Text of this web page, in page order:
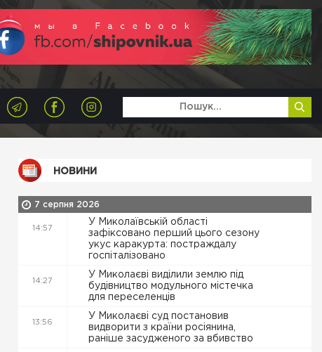
НОВИНИ
7 серпня 2026
14:57
У Миколаївській області
зафіксовано перший цього сезону
укус каракурта: постраждалу
госпіталізовано
14:27
У Миколаєві виділили землю під
будівництво модульного містечка
для переселенців
13:56
У Миколаєві суд постановив
видворити з країни росіянина,
раніше засудженого за вбивство